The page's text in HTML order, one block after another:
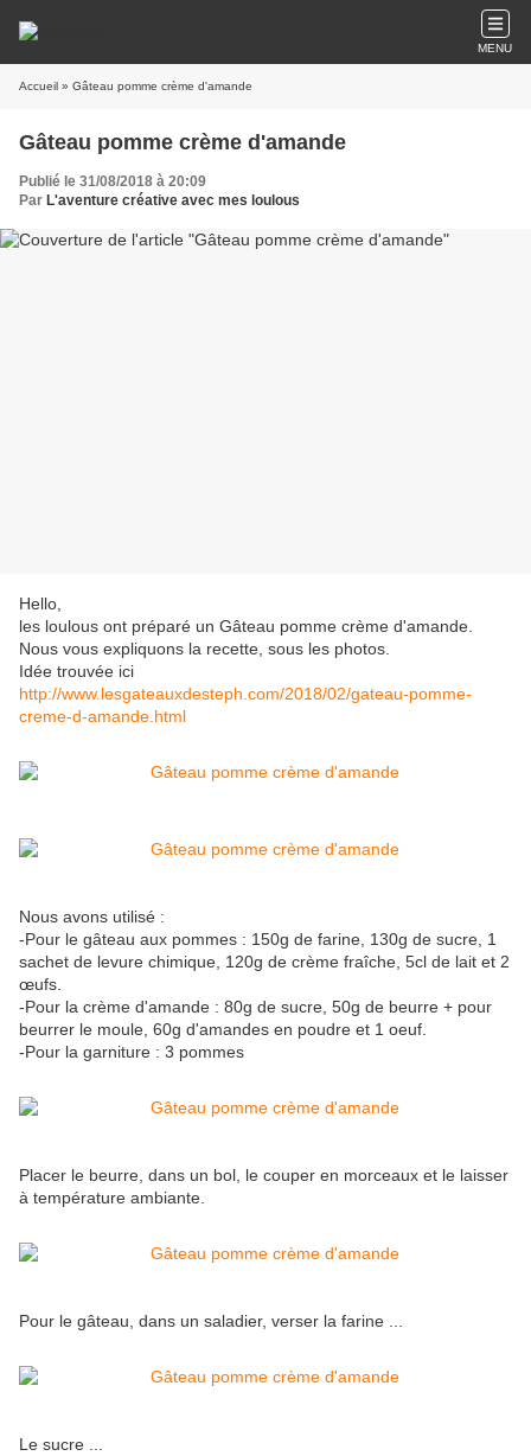
MENU
Accueil » Gâteau pomme crème d'amande
Gâteau pomme crème d'amande
Publié le 31/08/2018 à 20:09
Par L'aventure créative avec mes loulous
Hello,
les loulous ont préparé un Gâteau pomme crème d'amande.
Nous vous expliquons la recette, sous les photos.
Idée trouvée ici
http://www.lesgateauxdesteph.com/2018/02/gateau-pomme-
creme-d-amande.html
Nous avons utilisé :
-Pour le gâteau aux pommes : 150g de farine, 130g de sucre, 1
sachet de levure chimique, 120g de crème fraîche, 5cl de lait et 2
œufs.
-Pour la crème d'amande : 80g de sucre, 50g de beurre + pour
beurrer le moule, 60g d'amandes en poudre et 1 oeuf.
-Pour la garniture : 3 pommes
Placer le beurre, dans un bol, le couper en morceaux et le laisser
à température ambiante.
Pour le gâteau, dans un saladier, verser la farine ...
Le sucre ...